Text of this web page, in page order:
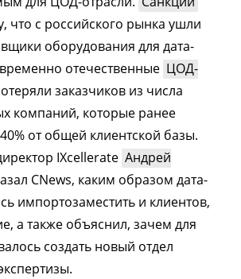
что с российского рынка ушли
оборудования для дата-
отечественные ЦОД-
заказчиков из числа
компаний, которые ранее
от общей клиентской базы.
IXcellerate Андрей
CNews, каким образом дата-
импортозаместить и клиентов,
а также объяснил, зачем для
создать новый отдел